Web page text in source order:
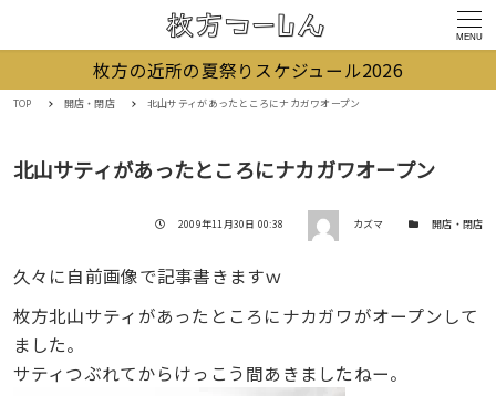
MENU
枚方の近所の夏祭りスケジュール2026
TOP 開店・閉店 北山サティがあったところにナカガワオープン
北山サティがあったところにナカガワオープン
投稿日
2009年11月30日 00:38 著者 カズマ カテゴリー開店・閉店
久々に自前画像で記事書きますｗ
枚方北山サティがあったところにナカガワがオープンして
ました。
サティつぶれてからけっこう間あきましたねー。